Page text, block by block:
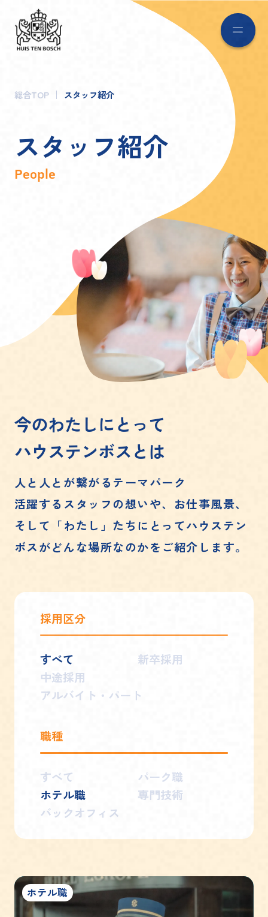
総合TOP スタッフ紹介
スタ ッ フ紹介
People
今のわたしにとって
ハウステンボスとは
人と人とが繋がるテーマパーク
活躍するスタッフの想いや、お仕事風景、
そして「わたし」たちにとってハウステン
ボスがどんな場所なのかをご紹介します。
採用区分
すべて
新卒採用
中途採用
アルバイト・パート
職種
すべて
パーク職
ホテル職
専門技術
バックオフィス
ホテル職